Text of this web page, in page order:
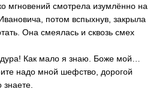
мгновений смотрела изумлённо на
потом вспыхнув, закрыла
Она смеялась и сквозь смех
Как мало я знаю. Боже мой…
надо мной шефство, дорогой
знаете.